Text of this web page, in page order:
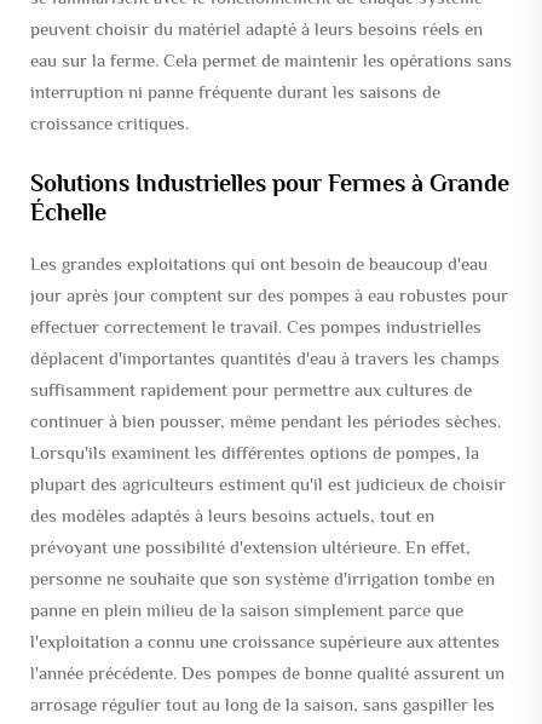
peuvent choisir du matériel adapté à leurs besoins réels en
eau sur la ferme. Cela permet de maintenir les opérations sans
interruption ni panne fréquente durant les saisons de
croissance critiques.
Solutions Industrielles pour Fermes à Grande
Échelle
Les grandes exploitations qui ont besoin de beaucoup d'eau
jour après jour comptent sur des pompes à eau robustes pour
effectuer correctement le travail. Ces pompes industrielles
déplacent d'importantes quantités d'eau à travers les champs
suffisamment rapidement pour permettre aux cultures de
continuer à bien pousser, même pendant les périodes sèches.
Lorsqu'ils examinent les différentes options de pompes, la
plupart des agriculteurs estiment qu'il est judicieux de choisir
des modèles adaptés à leurs besoins actuels, tout en
prévoyant une possibilité d'extension ultérieure. En effet,
personne ne souhaite que son système d'irrigation tombe en
panne en plein milieu de la saison simplement parce que
l'exploitation a connu une croissance supérieure aux attentes
l'année précédente. Des pompes de bonne qualité assurent un
arrosage régulier tout au long de la saison, sans gaspiller les